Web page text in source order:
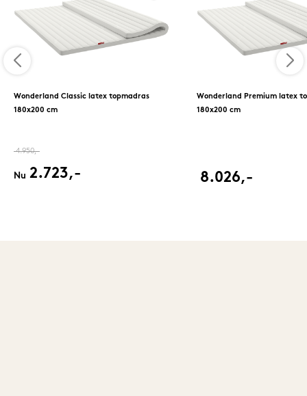
Wonderland Classic latex topmadras
180x200 cm
4.950,-
Nu 2.723,-
Wonderland Premium latex
180x200 cm
8.026,-